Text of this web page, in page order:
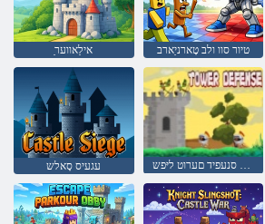
ַאילַאווער טיור סוו ולב טָארניַארב
עגעיס סָאלש ךלמ סנעפיד םערוט ליּפש